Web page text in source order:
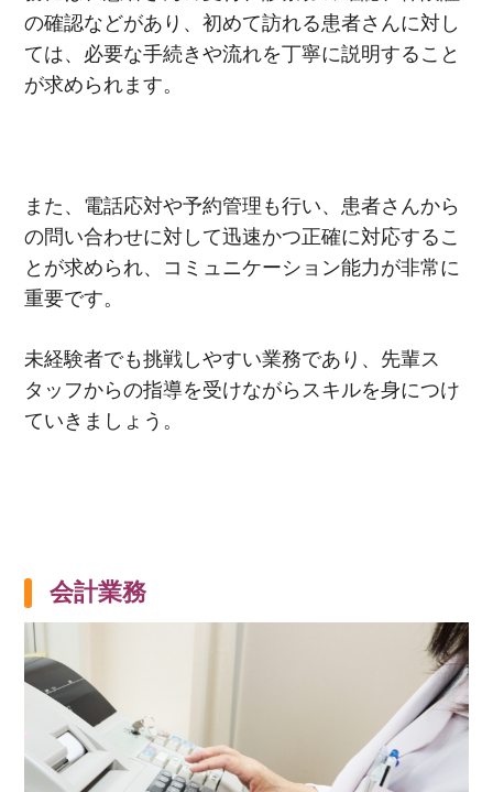
の確認などがあり、初めて訪れる患者さんに対し
ては、必要な手続きや流れを丁寧に説明すること
が求められます。
また、電話応対や予約管理も行い、患者さんから
の問い合わせに対して迅速かつ正確に対応するこ
とが求められ、コミュニケーション能力が非常に
重要です。
未経験者でも挑戦しやすい業務であり、先輩ス
タッフからの指導を受けながらスキルを身につけ
ていきましょう。
会計業務